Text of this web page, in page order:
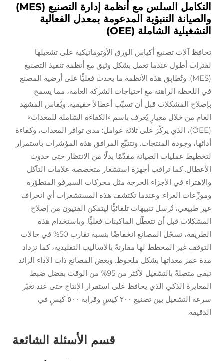
التكامل السلس مع أنظمة إدارة التصنيع (MES)
والصيانة التنبؤية المدعومة بمعدل الفعالية
التشغيلية الشاملة (OEE)
تحافظ آلات تصنيع أكياس الورق الأوتوماتيكية على تشغيلها
لفترات أطول عندما تعمل بشكل وثيق مع أنظمة تنفيذ التصنيع
(MES). وتُطابِق هذه الأنظمة ما يحدث فعليًّا على أرضية المصنع
في اللحظة الراهنة مع احتياجات الشركة العامة، مما يسمح
بإصلاح المشكلات قبل أن تسبّب أعطالاً حقيقية. ويُقاس المشهد
العام من خلال معيارٍ يُعرف باسم «الكفاءة الشاملة للمعدات»
(OEE)، الذي يركّز على ثلاثة عوامل: مدى توافر المعدات، وكفاءة
أدائها، وجودة المنتجات. وتتتبّع المرافق هذه المؤشرات باستمرار
لتخطيط عمليات الصيانة مقدّمًا بدلًا من الانتظار حتى حدوث
الأعطال. كما تراقب أجهزة استشعار متخصصة علامات التآكل
والاهتراء في الأجزاء الحرجة مثل محركات السيرفو المتطوّرة
وموزّعات الغراء. وعندما تكتشف هذه المستشعرات أي انحراف
غير طبيعي، تُرسل تنبيهات تلقائيًّا ليتمكن الفنيون من إصلاح
المشكلات قبل أن تتعطّل الماكينات فعليًّا. وباستخدام هذه
الطريقة، تسجّل المصانع انخفاضًا بنسبة تقارب 50% في حالات
التوقف غير المخطط لها مقارنةً بالأساليب التقليدية، كما تزداد
مدة عمر معداتها بشكل ملحوظ. وبعض المصانع ذات الأداء الرائد
تبقى متصلةً بالتشغيل لأكثر من 95% من الوقت بفضل ضبط
المعايرة الذكي الذي يحافظ على استقرار الإنتاج حتى عند تغيّر
سرعة التشغيل بين تصنيع ٢٠٠ كيسٍ وقرابة ٥٠٠ كيسٍ في
الدقيقة.
قسم الأسئلة الشائعة